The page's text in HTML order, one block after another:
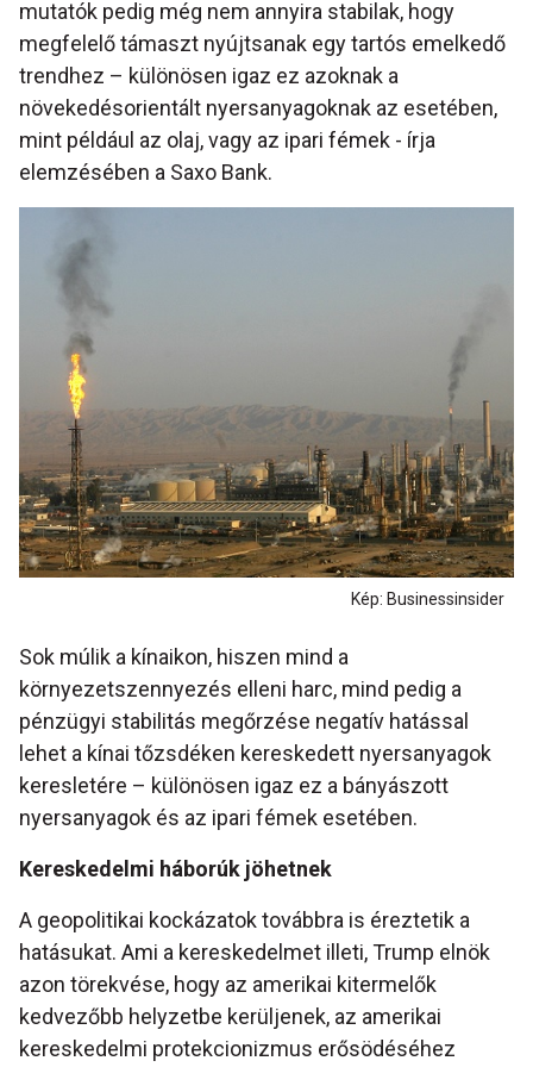
mutatók pedig még nem annyira stabilak, hogy
megfelelő támaszt nyújtsanak egy tartós emelkedő
trendhez – különösen igaz ez azoknak a
növekedésorientált nyersanyagoknak az esetében,
mint például az olaj, vagy az ipari fémek - írja
elemzésében a Saxo Bank.
Kép: Businessinsider
Sok múlik a kínaikon, hiszen mind a
környezetszennyezés elleni harc, mind pedig a
pénzügyi stabilitás megőrzése negatív hatással
lehet a kínai tőzsdéken kereskedett nyersanyagok
keresletére – különösen igaz ez a bányászott
nyersanyagok és az ipari fémek esetében.
Kereskedelmi háborúk jöhetnek
A geopolitikai kockázatok továbbra is éreztetik a
hatásukat. Ami a kereskedelmet illeti, Trump elnök
azon törekvése, hogy az amerikai kitermelők
kedvezőbb helyzetbe kerüljenek, az amerikai
kereskedelmi protekcionizmus erősödéséhez